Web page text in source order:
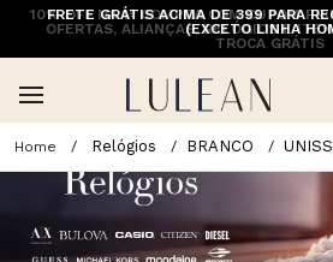
10% OFF NA 1ª COMPRA COM CUPOM
OFERTAS, ALIANÇAS, RELÓGIOS E
TROCA GRÁTIS
FRETE GRÁTIS ACIMA DE 399 PARA
(EXCETO LINHA
Relógios BRANCO